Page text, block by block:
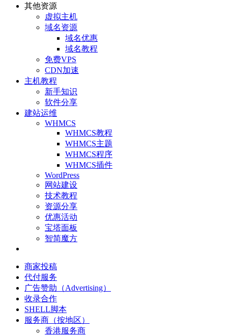
其他资源
虚拟主机
域名资源
域名优惠
域名教程
免费VPS
CDN加速
主机教程
新手知识
软件分享
建站运维
WHMCS
WHMCS教程
WHMCS主题
WHMCS程序
WHMCS插件
WordPress
网站建设
技术教程
资源分享
优惠活动
宝塔面板
智简魔方
商家投稿
代付服务
广告赞助（Advertising）
收录合作
SHELL脚本
服务商（按地区）
香港服务商